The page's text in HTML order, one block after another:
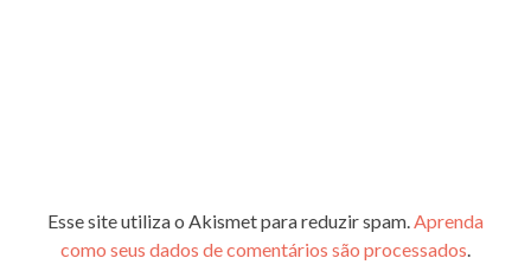
Esse site utiliza o Akismet para reduzir spam.Aprenda
como seus dados de comentários são processados.